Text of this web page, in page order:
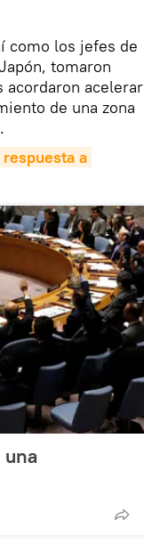
como los jefes de
tomaron
acordaron acelerar
de una zona
a
una